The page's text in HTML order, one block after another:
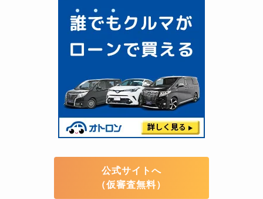
公式サイトへ
（仮審査無料）